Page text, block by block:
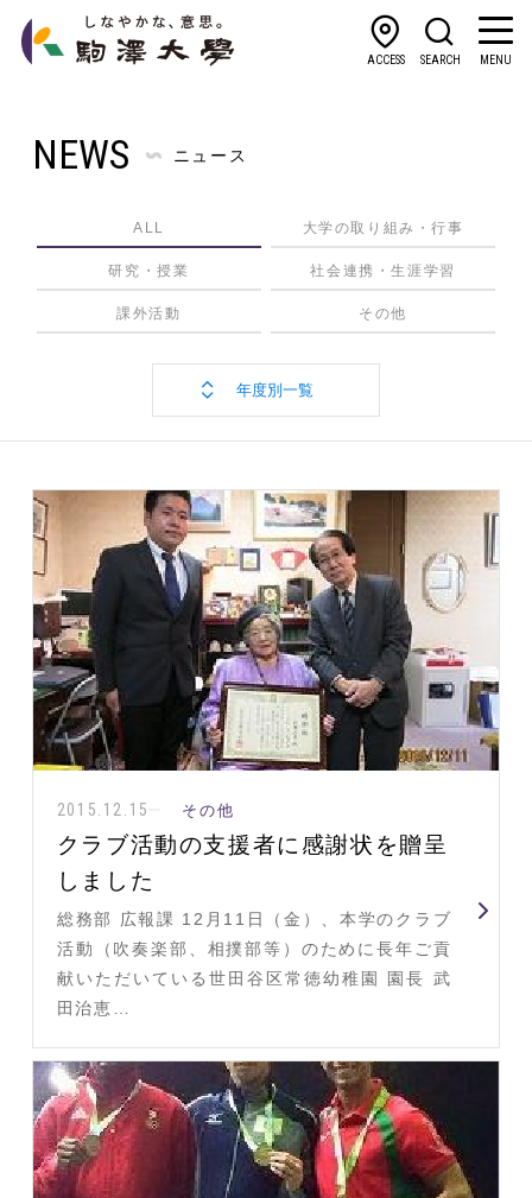
ACCESS SEARCH MENU
NEWS ニュース
ALL 大学の取り組み・行事
研究・授業 社会連携・生涯学習
課外活動 その他
2015.12.15 その他
クラブ活動の支援者に感謝状を贈呈
しました
総務部 広報課 12月11日（金）、本学のクラブ
活動（吹奏楽部、相撲部等）のために長年ご貢
献いただいている世田谷区常徳幼稚園 園長 武
田治恵…